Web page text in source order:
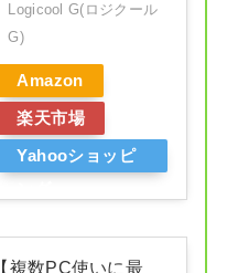
Logicool G(ロジクール
G)
Amazon
楽天市場
Yahooショッピ
【複数PC使いに最